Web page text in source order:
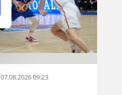
07.08.2026 09:23